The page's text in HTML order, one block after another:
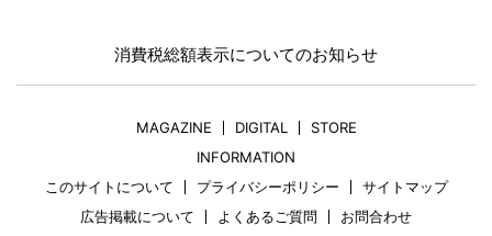
消費税総額表示についてのお知らせ
MAGAZINE DIGITAL
STORE
INFORMATION
このサイトについて
プライバシーポリシー
サイトマップ
広告掲載について
よくあるご質問
お問合わせ